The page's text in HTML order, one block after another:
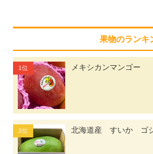
果物のランキ
メキシカンマンゴー
北海道産 すいか ゴ